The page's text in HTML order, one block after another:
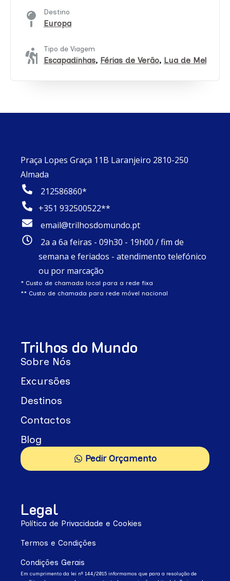
Destino
Europa
Tipo de Viagem
Escapadinhas, Férias de Verão, Lua de Mel
Praça Lopes Graça 11B Laranjeiro 2810-250
Almada
212586860*
+351 932500522**
email@trilhosdomundo.pt
2a a 6a feiras - 09h30 - 19h00 / fim de
semana e feriados - atendimento telefónico
ou por marcação
* Custo de chamada local para a rede fixa
** Custo de chamada para rede móvel nacional
Trilhos do Mundo
Sobre Nós
Excursões
Destinos
Contactos
Blog
Pedir Orçamento
Legal
Política de Privacidade e Cookies
Termos e Condições
Condições Gerais
Em cumprimento da lei nº 144/2015 informamos que para a resolução de